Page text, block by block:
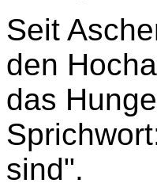
Seit
den
das
sind".